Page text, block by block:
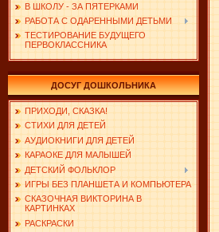
В ШКОЛУ - ЗА ПЯТЕРКАМИ
РАБОТА С ОДАРЕННЫМИ ДЕТЬМИ
ТЕСТИРОВАНИЕ БУДУЩЕГО
ПЕРВОКЛАССНИКА
ДОСУГ ДОШКОЛЬНИКА
ПРИХОДИ, СКАЗКА!
СТИХИ ДЛЯ ДЕТЕЙ
АУДИОКНИГИ ДЛЯ ДЕТЕЙ
КАРАОКЕ ДЛЯ МАЛЫШЕЙ
ДЕТСКИЙ ФОЛЬКЛОР
ИГРЫ БЕЗ ПЛАНШЕТА И КОМПЬЮТЕРА
СКАЗОЧНАЯ ВИКТОРИНА В
КАРТИНКАХ
РАСКРАСКИ